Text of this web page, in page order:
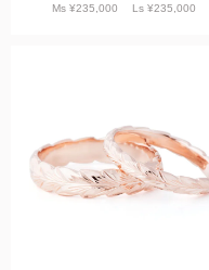
Ms ¥235,000 Ls ¥235,000